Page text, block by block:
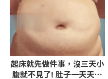
起床就先做件事，沒三天小
腹就不見了! 肚子一天天變